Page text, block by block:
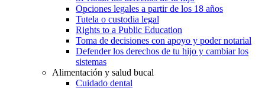
Opciones legales a partir de los 18 años
Tutela o custodia legal
Rights to a Public Education
Toma de decisiones con apoyo y poder notarial
Defender los derechos de tu hijo y cambiar los
sistemas
Alimentación y salud bucal
Cuidado dental